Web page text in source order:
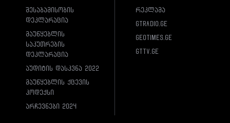
შესაბამისობის
დეკლარაცია
მაუწყებლის
საკუთრების
დეკლარაცია
აუდიტის დასკვნა 2022
მაუწყებლის ქცევის
კოდექსი
არჩევნები 2024
რეკლამა
gtradio.ge
geotimes.ge
gttv.ge